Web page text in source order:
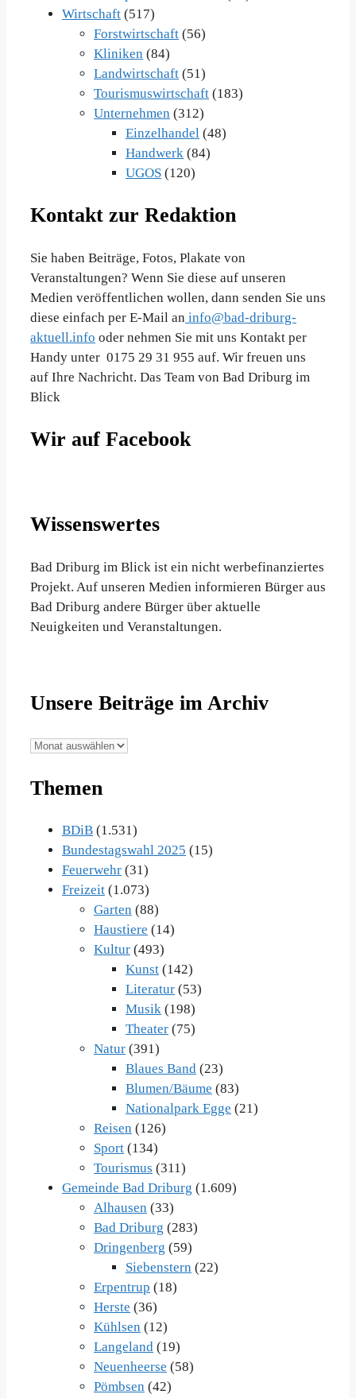
Wirtschaft (517)
Forstwirtschaft (56)
Kliniken (84)
Landwirtschaft (51)
Tourismuswirtschaft (183)
Unternehmen (312)
Einzelhandel (48)
Handwerk (84)
UGOS (120)
Kontakt zur Redaktion
Sie haben Beiträge, Fotos, Plakate von
Veranstaltungen? Wenn Sie diese auf unseren
Medien veröffentlichen wollen, dann senden Sie uns
diese einfach per E-Mail an info@bad-driburg-
aktuell.info oder nehmen Sie mit uns Kontakt per
Handy unter 0175 29 31 955 auf. Wir freuen uns
auf Ihre Nachricht. Das Team von Bad Driburg im
Blick
Wir auf Facebook
Wissenswertes
Bad Driburg im Blick ist ein nicht werbefinanziertes
Projekt. Auf unseren Medien informieren Bürger aus
Bad Driburg andere Bürger über aktuelle
Neuigkeiten und Veranstaltungen.
Unsere Beiträge im Archiv
Unsere
im
Themen
BDiB (1.531)
Bundestagswahl 2025 (15)
Feuerwehr (31)
Freizeit (1.073)
Garten (88)
Haustiere (14)
Kultur (493)
Kunst (142)
Literatur (53)
Musik (198)
Theater (75)
Natur (391)
Blaues Band (23)
Blumen/Bäume (83)
Nationalpark Egge (21)
Reisen (126)
Sport (134)
Tourismus (311)
Gemeinde Bad Driburg (1.609)
Alhausen (33)
Bad Driburg (283)
Dringenberg (59)
Siebenstern (22)
Erpentrup (18)
Herste (36)
Kühlsen (12)
Langeland (19)
Neuenheerse (58)
Pömbsen (42)